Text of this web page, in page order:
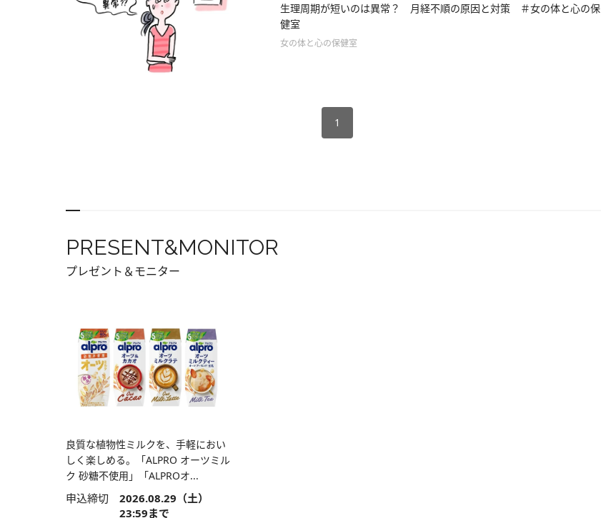
生理周期が短いのは異常？ 月経不順の原因と対策 ＃女の体と心の保
健室
女の体と心の保健室
1
PRESENT&MONITOR
プレゼント＆モニター
良質な植物性ミルクを、手軽におい
しく楽しめる。「ALPRO オーツミル
ク 砂糖不使用」「ALPROオ...
申込締切 2026.08.29（土）
23:59まで